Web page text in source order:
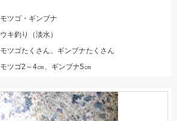
モツゴ・ギンブナ
ウキ釣り（淡水）
モツゴたくさん、ギンブナたくさん
モツゴ2～4㎝、ギンブナ5㎝